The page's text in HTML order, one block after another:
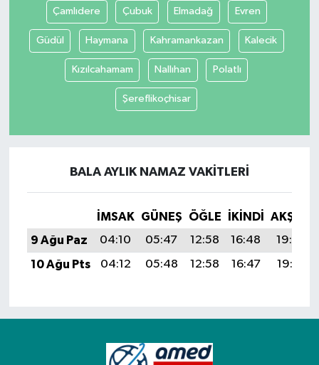
Çamlıdere Çubuk Elmadağ Evren
Güdül Haymana Kahramankazan Kalecik
Kızılcahamam Nallıhan Polatlı
Şereflikoçhisar
BALA AYLIK NAMAZ VAKITLERI
İMSAK GÜNEŞ ÖĞLE İKINDI
AKŞAM
9 Ağu Paz
04:10 05:47 12:58 16:48
19:59
10 Ağu Pts
04:12 05:48 12:58 16:47 19:58
Yaşam